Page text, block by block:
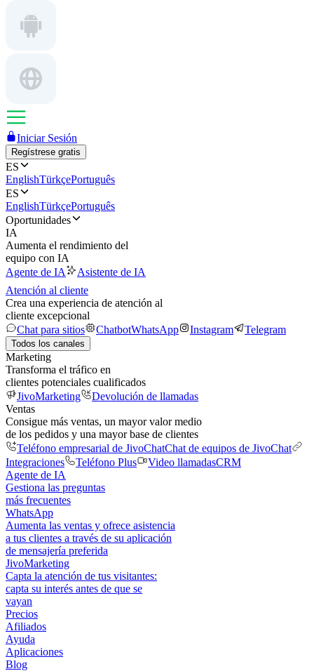
Iniciar Sesión
Regístrese gratis
ES
EnglishTürkçePortuguês
ES
EnglishTürkçePortuguês
Oportunidades
IA
Aumenta el rendimiento del
equipo con IA
Agente de IA
Asistente de IA
Atención al cliente
Crea una experiencia de atención al
cliente excepcional
Chat para sitios
ChatbotWhatsApp Instagram Telegram
Todos los canales
Marketing
Transforma el tráfico en
clientes potenciales cualificados
JivoMarketing
Devolución de llamadas
Ventas
Consigue más ventas, un mayor valor medio
de los pedidos y una mayor base de clientes
Teléfono empresarial de JivoChatChat de equipos de JivoChat
Integraciones
Teléfono Plus Video llamadasCRM
Agente de IA
Gestiona las preguntas
más frecuentes
WhatsApp
Aumenta las ventas y ofrece asistencia
a tus clientes a través de su aplicación
de mensajería preferida
JivoMarketing
Capta la atención de tus visitantes:
capta su interés antes de que se
vayan
Precios
Afiliados
Ayuda
Aplicaciones
Blog